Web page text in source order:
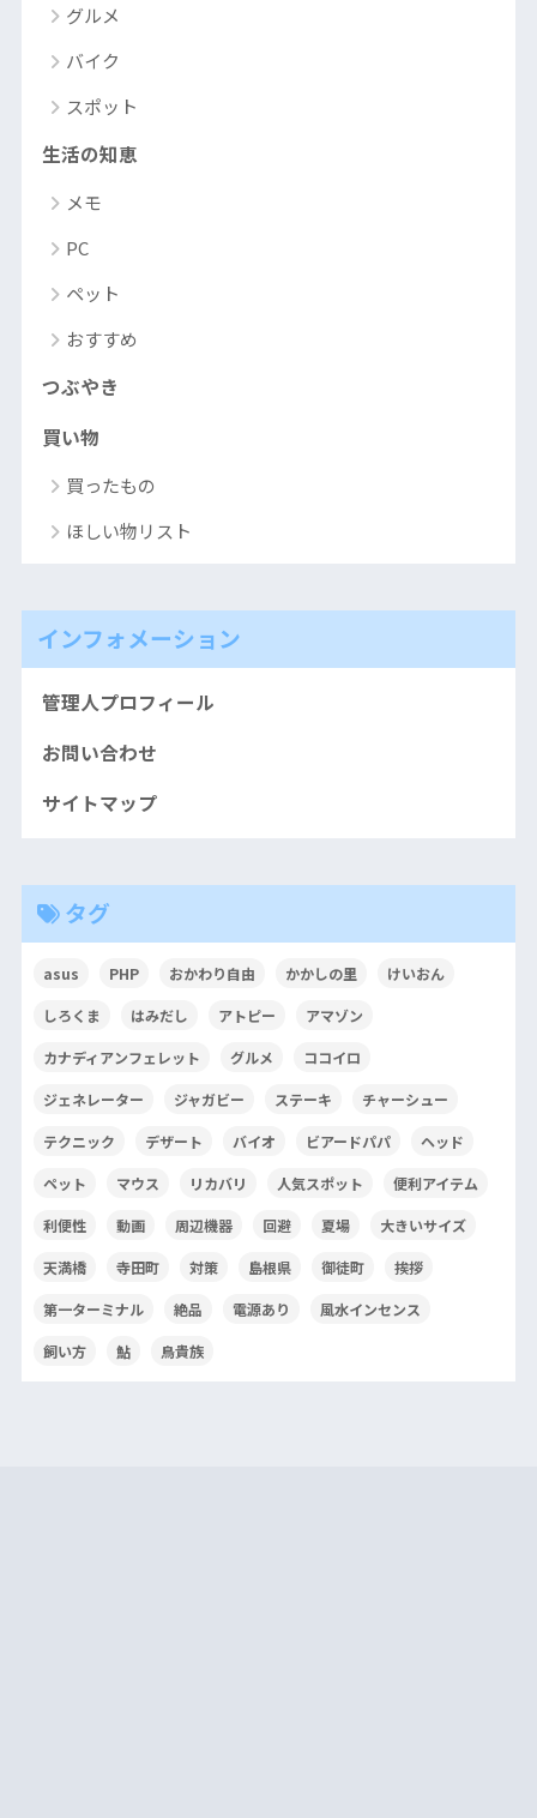
グルメ
バイク
スポット
生活の知恵
メモ
PC
ペット
おすすめ
つぶやき
買い物
買ったもの
ほしい物リスト
インフォメーション
管理人プロフィール
お問い合わせ
サイトマップ
タグ
asus PHP おかわり自由 かかしの里 けいおん
しろくま はみだし アトピー アマゾン
カナディアンフェレット グルメ ココイロ
ジェネレーター ジャガビー ステーキ チャーシュー
テクニック デザート バイオ ビアードパパ ヘッド
ペット マウス リカバリ 人気スポット 便利アイテム
利便性 動画 周辺機器 回避 夏場 大きいサイズ
天満橋 寺田町 対策 島根県 御徒町 挨拶
第一ターミナル 絶品 電源あり 風水インセンス
飼い方 鮎 鳥貴族